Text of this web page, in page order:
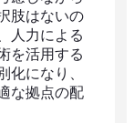
肢はないの
人力による
を活用する
化になり、
な拠点の配